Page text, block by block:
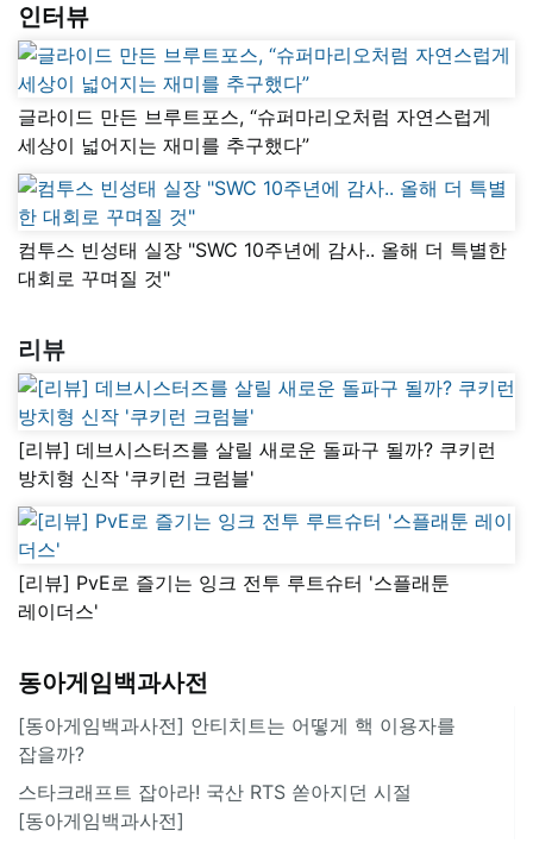
인터뷰
글라이드 만든 브루트포스, “슈퍼마리오처럼 자연스럽게
세상이 넓어지는 재미를 추구했다”
컴투스 빈성태 실장 "SWC 10주년에 감사.. 올해 더 특별한
대회로 꾸며질 것"
리뷰
[리뷰] 데브시스터즈를 살릴 새로운 돌파구 될까? 쿠키런
방치형 신작 '쿠키런 크럼블'
[리뷰] PvE로 즐기는 잉크 전투 루트슈터 '스플래툰
레이더스'
동아게임백과사전
[동아게임백과사전] 안티치트는 어떻게 핵 이용자를
잡을까?
스타크래프트 잡아라! 국산 RTS 쏟아지던 시절
[동아게임백과사전]